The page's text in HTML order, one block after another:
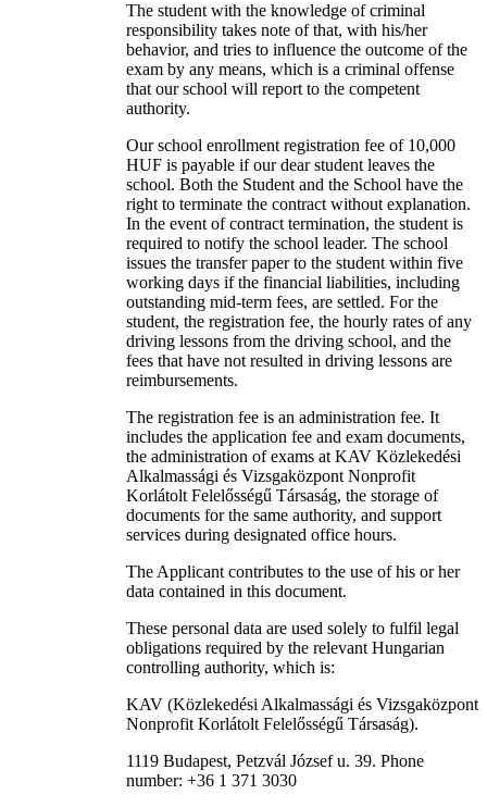
The student with the knowledge of criminal
responsibility takes note of that, with his/her
behavior, and tries to influence the outcome of the
exam by any means, which is a criminal offense
that our school will report to the competent
authority.
Our school enrollment registration fee of 10,000
HUF is payable if our dear student leaves the
school. Both the Student and the School have the
right to terminate the contract without explanation.
In the event of contract termination, the student is
required to notify the school leader. The school
issues the transfer paper to the student within five
working days if the financial liabilities, including
outstanding mid-term fees, are settled. For the
student, the registration fee, the hourly rates of any
driving lessons from the driving school, and the
fees that have not resulted in driving lessons are
reimbursements.
The registration fee is an administration fee. It
includes the application fee and exam documents,
the administration of exams at KAV Közlekedési
Alkalmassági és Vizsgaközpont Nonprofit
Korlátolt Felelősségű Társaság, the storage of
documents for the same authority, and support
services during designated office hours.
The Applicant contributes to the use of his or her
data contained in this document.
These personal data are used solely to fulfil legal
obligations required by the relevant Hungarian
controlling authority, which is:
KAV (Közlekedési Alkalmassági és Vizsgaközpont
Nonprofit Korlátolt Felelősségű Társaság).
1119 Budapest, Petzvál József u. 39. Phone
number: +36 1 371 3030